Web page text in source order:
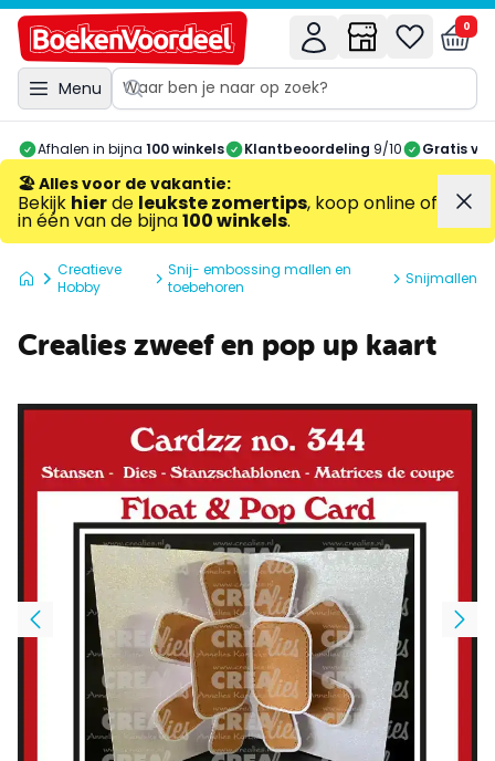
Menu
0
Afhalen in bijna 100 winkels Klantbeoordeling 9/10 Gratis
🏖️ Alles voor de vakantie:
Bekijk hierde leukste zomertips, koop online of
in één van de bijna100 winkels.
Creatieve
Hobby
Snij- embossing mallen en
toebehoren
Snijmallen
Crealies zweef en pop up kaart